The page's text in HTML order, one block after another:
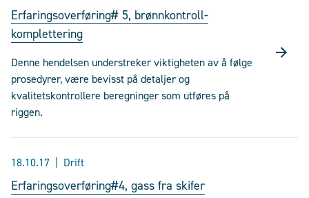
Erfaringsoverføring# 5, brønnkontroll-
komplettering
Denne hendelsen understreker viktigheten av å følge
prosedyrer, være bevisst på detaljer og
kvalitetskontrollere beregninger som utføres på
riggen.
18.10.17 Drift
Erfaringsoverføring#4, gass fra skifer